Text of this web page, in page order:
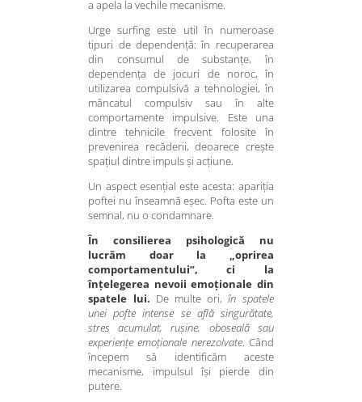
a apela la vechile mecanisme.
Urge surfing este util în numeroase
tipuri de dependență: în recuperarea
din consumul de substanțe, în
dependența de jocuri de noroc, în
utilizarea compulsivă a tehnologiei, în
mâncatul compulsiv sau în alte
comportamente impulsive. Este una
dintre tehnicile frecvent folosite în
prevenirea recăderii, deoarece crește
spațiul dintre impuls și acțiune.
Un aspect esențial este acesta: apariția
poftei nu înseamnă eșec. Pofta este un
semnal, nu o condamnare.
În consilierea psihologică nu
lucrăm doar la „oprirea
comportamentului”, ci la
înțelegerea nevoii emoționale din
spatele lui. De multe ori,în spatele
unei pofte intense se află singurătate,
stres acumulat, rușine, oboseală sau
experiențe emoționale nerezolvate. Când
începem să identificăm aceste
mecanisme, impulsul își pierde din
putere.